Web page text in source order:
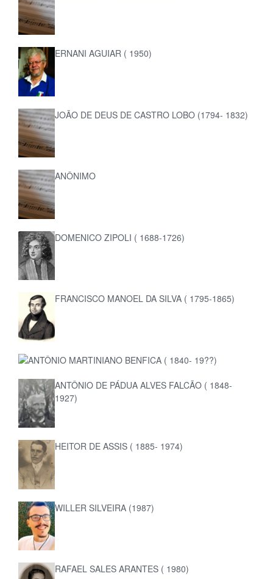
ERNANI AGUIAR ( 1950)
JOÃO DE DEUS DE CASTRO LOBO (1794- 1832)
ANÔNIMO
DOMENICO ZIPOLI ( 1688-1726)
FRANCISCO MANOEL DA SILVA ( 1795-1865)
ANTÔNIO MARTINIANO BENFICA ( 1840- 19??)
ANTÔNIO DE PÁDUA ALVES FALCÃO ( 1848-
1927)
HEITOR DE ASSIS ( 1885- 1974)
WILLER SILVEIRA (1987)
RAFAEL SALES ARANTES ( 1980)